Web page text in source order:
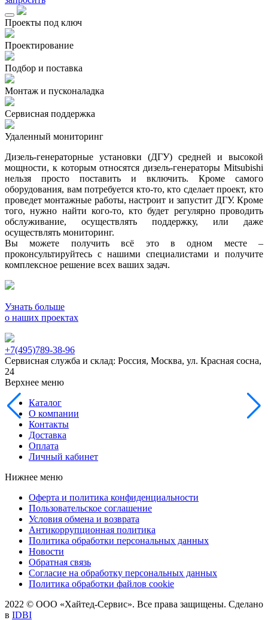
Проекты под ключ
Проектирование
Подбор и поставка
Монтаж и пусконаладка
Сервисная поддержка
Удаленный мониторинг
Дизель-генераторные установки (ДГУ) средней и высокой
мощности, к которым относятся дизель-генераторы Mitsubishi
нельзя просто поставить и включить. Кроме самого
оборудования, вам потребуется кто-то, кто сделает проект, кто
проведет монтажные работы, настроит и запустит ДГУ. Кроме
того, нужно найти кого-то, кто будет регулярно проводить
обслуживание, осуществлять поддержку, или даже
осуществлять мониторинг.
Вы можете получить всё это в одном месте –
проконсультируйтесь с нашими специалистами и получите
комплексное решение всех ваших задач.
Узнать больше
о наших проектах
+7(495)789-38-96
Сервисная служба и склад: Россия, Москва, ул. Красная сосна,
24
Верхнее меню
Каталог
О компании
Контакты
Доставка
Оплата
Личный кабинет
Нижнее меню
Оферта и политика конфиденциальности
Пользовательское соглашение
Условия обмена и возврата
Антикоррупционная политика
Политика обработки персональных данных
Новости
Обратная связь
Согласие на обработку персональных данных
Политика обработки файлов cookie
2022 © ООО «Хайтед-Сервис». Все права защищены. Сделано
в IDBI